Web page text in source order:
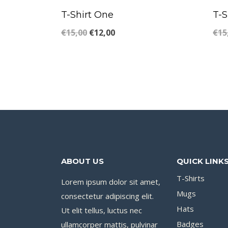
T-Shirt One
€15,00 €12,00
T-
€
ABOUT US
Lorem ipsum dolor sit amet,
consectetur adipiscing elit.
Ut elit tellus, luctus nec
ullamcorper mattis, pulvinar
QUICK
T-Shirts
Mugs
Hats
Badges